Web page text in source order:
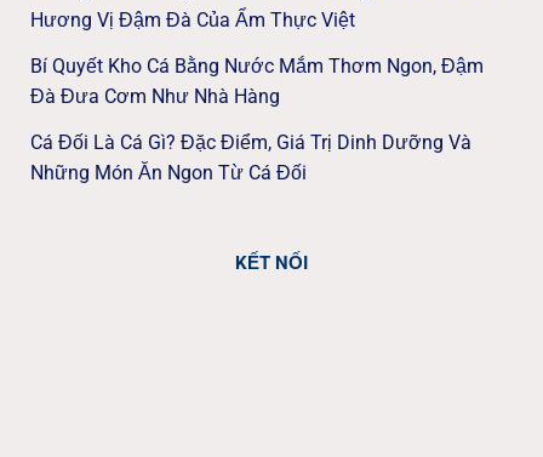
Hương Vị Đậm Đà Của Ẩm Thực Việt
Bí Quyết Kho Cá Bằng Nước Mắm Thơm Ngon, Đậm
Đà Đưa Cơm Như Nhà Hàng
Cá Đối Là Cá Gì? Đặc Điểm, Giá Trị Dinh Dưỡng Và
Những Món Ăn Ngon Từ Cá Đối
KẾT NỐI